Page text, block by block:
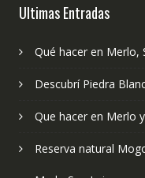
Ultimas Entradas
Qué hacer en Merlo,
Descubrí Piedra
Que hacer en Merlo
Reserva natural